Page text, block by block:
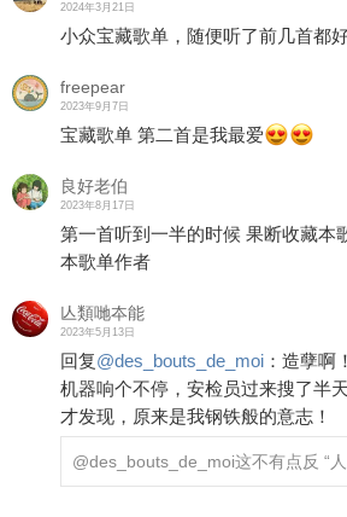
2024年3月21日
小众宝藏歌单，随便听了前几首都
freepear
2023年9月7日
宝藏歌单 第二首是我最爱
良好老伯
2023年8月17日
第一首听到一半的时候 果断收藏本
本歌单作者
亾類哋夲能
2023年5月13日
回复@des_bouts_de_moi ： 造孽啊
机器响个不停，安检员过来搜了半
才发现，原来是我钢铁般的意志！
@des_bouts_de_moi这不有点反 “